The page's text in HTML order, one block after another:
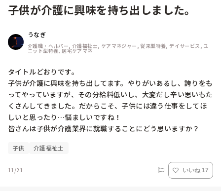
子供が介護に興味を持ち出しました。
うなぎ
介護職・ヘルパー, 介護福祉士, ケアマネジャー, 従来型特養, デイサービス, ユ
ニット型特養, 居宅ケアマネ
タイトルどおりです。
子供が介護に興味を持ち出してます。やりがいあるし、誇りをも
ってやっていますが、その分給料低いし、大変だし辛い思いもた
くさんしてきました。だからこそ、子供には違う仕事をしてほ
しいと思ったり…悩ましいですね！
皆さんは子供が介護業界に就職することにどう思いますか？
子供 介護福祉士
11/21 いいね 17